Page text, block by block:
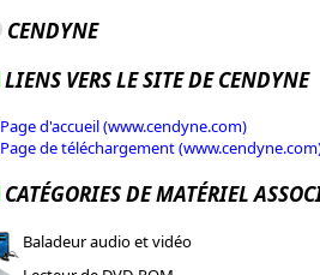
CENDYNE
LIENS VERS LE SITE DE CENDYNE
Page d'accueil (www.cendyne.com)
Page de téléchargement
CATÉGORIES DE MATÉRIEL
Baladeur audio et vidéo